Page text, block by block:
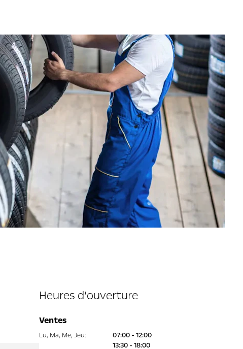
Heures d’ouverture
Ventes
Lu, Ma, Me, Jeu:
07:00 - 12:00
13:30 - 18:00